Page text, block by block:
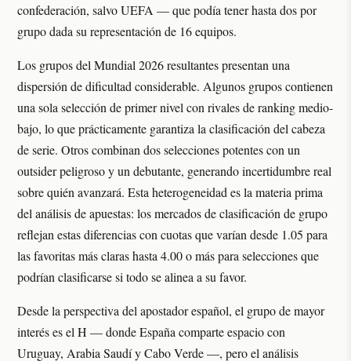
confederación, salvo UEFA — que podía tener hasta dos por
grupo dada su representación de 16 equipos.
Los grupos del Mundial 2026 resultantes presentan una
dispersión de dificultad considerable. Algunos grupos contienen
una sola selección de primer nivel con rivales de ranking medio-
bajo, lo que prácticamente garantiza la clasificación del cabeza
de serie. Otros combinan dos selecciones potentes con un
outsider peligroso y un debutante, generando incertidumbre real
sobre quién avanzará. Esta heterogeneidad es la materia prima
del análisis de apuestas: los mercados de clasificación de grupo
reflejan estas diferencias con cuotas que varían desde 1.05 para
las favoritas más claras hasta 4.00 o más para selecciones que
podrían clasificarse si todo se alinea a su favor.
Desde la perspectiva del apostador español, el grupo de mayor
interés es el H — donde España comparte espacio con
Uruguay, Arabia Saudí y Cabo Verde —, pero el análisis